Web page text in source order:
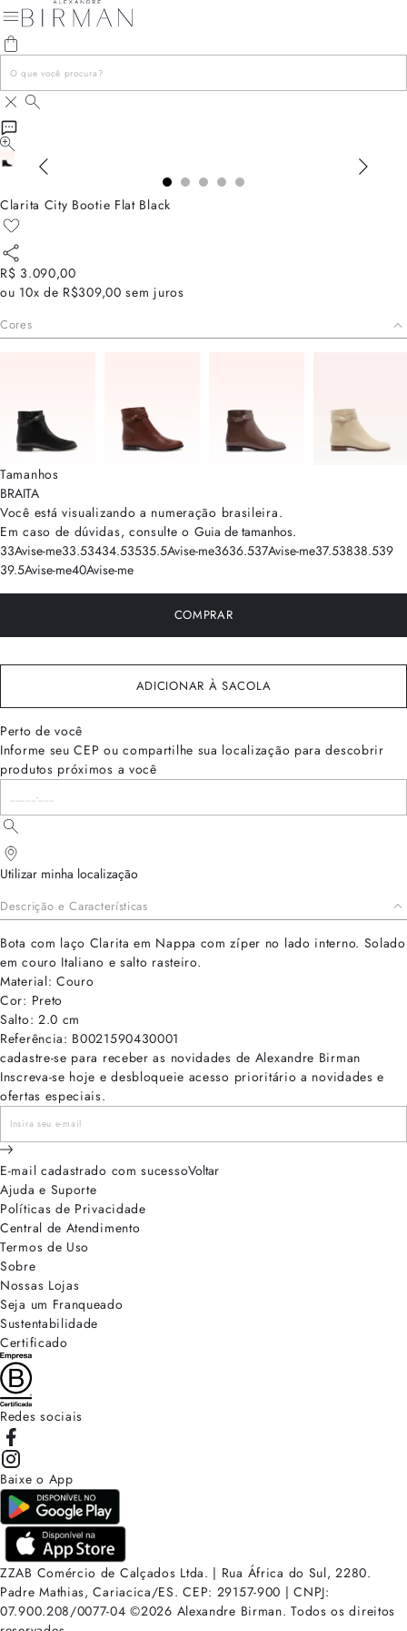
Clarita City Bootie Flat Black
R$ 3.090,00
ou 10x de R$309,00 sem juros
Cores
Tamanhos
BRAITA
Você está visualizando a numeração brasileira.
Em caso de dúvidas, consulte o Guia de tamanhos.
33Avise-me33.53434.53535.5Avise-me3636.537Avise-me37.53838.539
39.5Avise-me40Avise-me
COMPRAR
ADICIONAR À SACOLA
Perto de você
Informe seu CEP ou compartilhe sua localização para descobrir
produtos próximos a você
Utilizar minha localização
Descrição e Características
Bota com laço Clarita em Nappa com zíper no lado interno. Solado
em couro Italiano e salto rasteiro.
Material: Couro
Cor: Preto
Salto: 2.0 cm
Referência: B0021590430001
cadastre-se para receber as novidades de Alexandre Birman
Inscreva-se hoje e desbloqueie acesso prioritário a novidades e
ofertas especiais.
E-mail cadastrado com sucessoVoltar
Ajuda e Suporte
Políticas de Privacidade
Central de Atendimento
Termos de Uso
Sobre
Nossas Lojas
Seja um Franqueado
Sustentabilidade
Certificado
Redes sociais
Baixe o App
ZZAB Comércio de Calçados Ltda. | Rua África do Sul, 2280.
Padre Mathias, Cariacica/ES. CEP: 29157-900 | CNPJ:
07.900.208/0077-04 ©2026 Alexandre Birman. Todos os direitos